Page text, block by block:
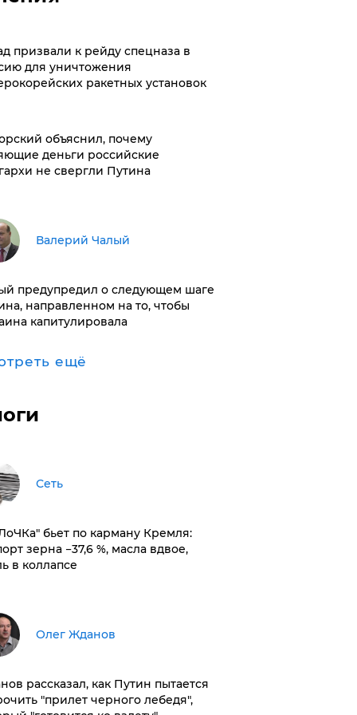
призвали к рейду спецназа в
для уничтожения
ракетных установок
объяснил, почему
деньги российские
не свергли Путина
Валерий Чалый
предупредил о следующем шаге
направленном на то, чтобы
капитулировала
ещё
Сеть
бьет по карману Кремля:
зерна −37,6 %, масла вдвое,
в коллапсе
Олег Жданов
рассказал, как Путин пытается
"прилет черного лебедя",